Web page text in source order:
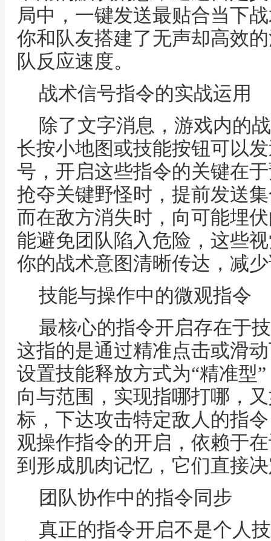
局中，一键发送最贴合当下
你和队友搭建了无声却高效
队反应速度。
战术信号指令的实战运用
除了文字消息，游戏内的
长按小地图或技能按钮可以
号，开启这些指令的关键在
抢夺关键野怪时，提前发送
而在敌方消失时，向可能埋
能避免团队陷入危险，这些
你的战术意图清晰传达，减
技能与操作中的微观指令
最核心的指令开启存在于
这指的是通过精准点击或滑
设置技能释放方式为“精准型
向与范围，实现指哪打哪，
标，下达攻击特定敌人的指
观操作指令的开启，依赖于
到形成肌肉记忆，它们直接
团队协作中的指令同步
真正的指令开启不是个人